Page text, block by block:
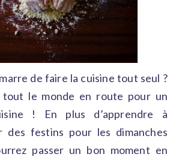
de faire la cuisine tout seul ?
tout le monde en route pour un
! En plus d’apprendre à
des festins pour les dimanches
passer un bon moment en